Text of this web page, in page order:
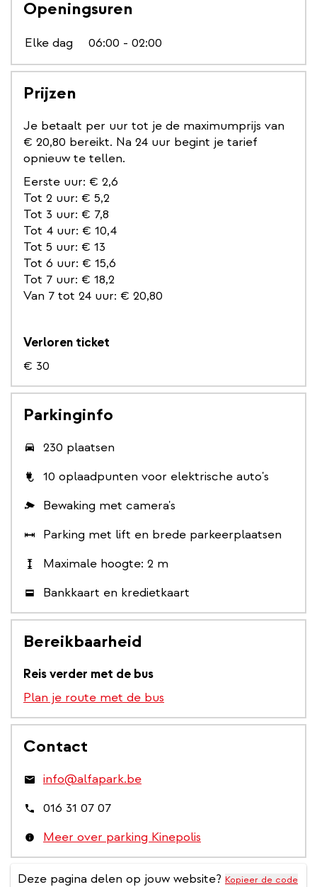
Openingsuren
Elke dag 06:00 - 02:00
Prijzen
Je betaalt per uur tot je de maximumprijs van
€ 20,80 bereikt. Na 24 uur begint je tarief
opnieuw te tellen.
Eerste uur: € 2,6
Tot 2 uur: € 5,2
Tot 3 uur: € 7,8
Tot 4 uur: € 10,4
Tot 5 uur: € 13
Tot 6 uur: € 15,6
Tot 7 uur: € 18,2
Van 7 tot 24 uur: € 20,80
Verloren ticket
€ 30
Parkinginfo
230 plaatsen
10 oplaadpunten voor elektrische auto's
Bewaking met camera's
Parking met lift en brede parkeerplaatsen
Maximale hoogte: 2 m
Bankkaart en kredietkaart
Bereikbaarheid
Reis verder met de bus
Plan je route met de bus
Contact
info@alfapark.be
016 31 07 07
Meer over parking Kinepolis
Deze pagina delen op jouw website? Kopieer de code